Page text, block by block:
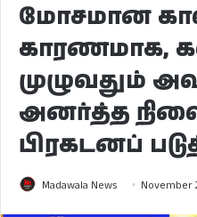
மோசமான
காரணமாக,
முழுவதும்
அனர்த்த
பிரகடனப்
Madawala News November